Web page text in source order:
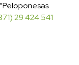
29 424 541